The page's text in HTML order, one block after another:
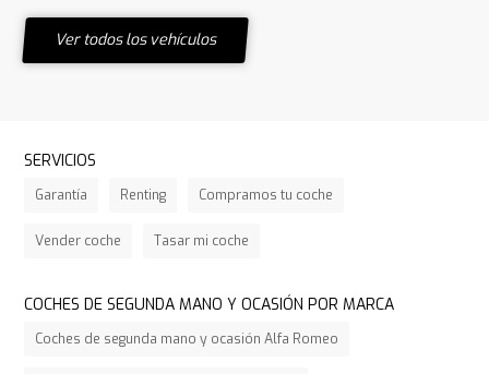
Ver todos los vehículos
SERVICIOS
Garantía Renting Compramos tu coche
Vender coche Tasar mi coche
COCHES DE SEGUNDA MANO Y OCASIÓN POR MARCA
Coches de segunda mano y ocasión Alfa Romeo